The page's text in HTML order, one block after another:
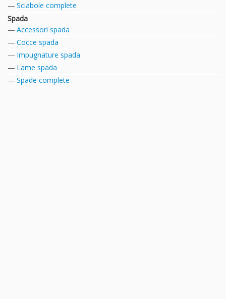
Sciabole complete
Spada
Accessori spada
Cocce spada
Impugnature spada
Lame spada
Spade complete